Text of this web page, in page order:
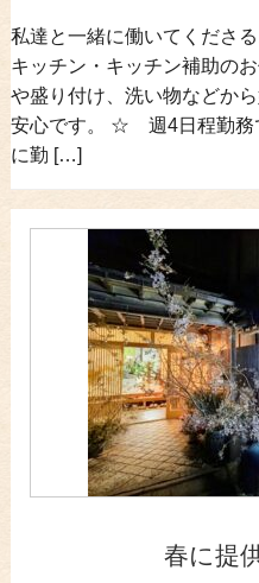
私達と一緒に働いてくださ
キッチン・キッチン補助の
や盛り付け、洗い物などか
安心です。 ☆ 週4日程勤
に勤 […]
春に提